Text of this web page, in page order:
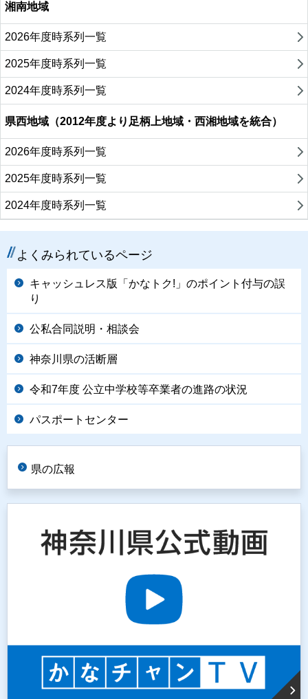
湘南地域
2026年度時系列一覧
2025年度時系列一覧
2024年度時系列一覧
県西地域（2012年度より足柄上地域・西湘地域を統合）
2026年度時系列一覧
2025年度時系列一覧
2024年度時系列一覧
よくみられているページ
キャッシュレス版「かなトク!」のポイント付与の誤
り
公私合同説明・相談会
神奈川県の活断層
令和7年度 公立中学校等卒業者の進路の状況
パスポートセンター
県の広報